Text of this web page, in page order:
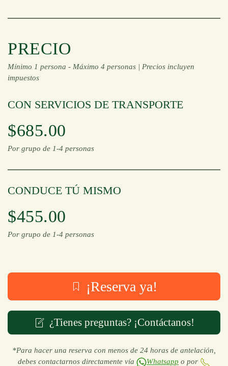
PRECIO
Mínimo 1 persona - Máximo 4 personas | Precios incluyen
impuestos
CON SERVICIOS DE TRANSPORTE
$685.00
Por grupo de 1-4 personas
CONDUCE TÚ MISMO
$455.00
Por grupo de 1-4 personas
¡Reserva ya!
¿Tienes preguntas? ¡Contáctanos!
*Para hacer una reserva con menos de 24 horas de antelación,
debes contactarnos directamente vía
Whatsapp o por